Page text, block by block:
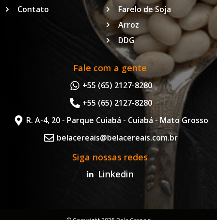
Contato
Farelo de Soja
Arroz
DDG
Fale com a gente
+55 (65) 2127-8280
+55 (65) 2127-8280
R. A-4, 20 - Parque Cuiabá - Cuiabá - Mato Grosso
belacereais@belacereais.com.br
Siga nossas redes
Linkedin